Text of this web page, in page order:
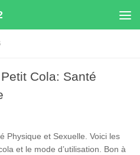
Cola: Santé
Physique et Sexuelle. Voici les
et le mode d’utilisation. Bon à